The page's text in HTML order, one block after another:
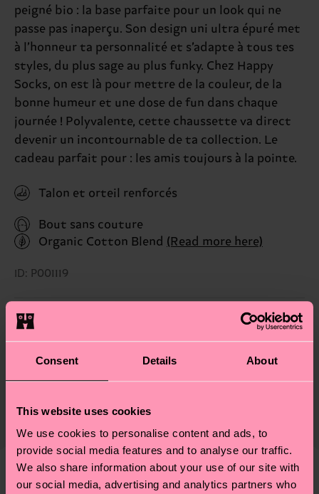
Consent Details About
This website uses cookies
We use cookies to personalise content and ads, to
provide social media features and to analyse our traffic.
We also share information about your use of our site with
our social media, advertising and analytics partners who
peigné bio : la base parfaite pour un look qui ne
passe pas inaperçu. Son design uni ultra épuré met
à l’honneur ta personnalité et s’adapte à tous tes
styles, du plus sage au plus funky. Chez Happy
Socks, on est là pour mettre de la couleur, de la
bonne humeur et une dose de fun dans chaque
journée ! Polyvalente, cette chaussette va direct
devenir un incontournable de ta collection. Le
cadeau parfait pour : les amis toujours à la pointe.
Talon et orteil renforcés
Bout sans couture
Organic Cotton Blend (Read more here)
ID: P001119
Matériaux
Informations détaillées:
1% Elasthanne
Durabilité
mettre en place une chaîne d'approvisionnement
éthique, de réduire les émissions, d'entretenir
correctement ses chaussettes, et BIEN PLUS
ENCORE ! Pour plus d'informations, ainsi que des
conseils et astuces, rendez-vous sur notre page
Le délai de livraison prévu vers la France à compter
ouvrables. Veuillez garder à l'esprit qu'il s'agit
d'une estimation et que le délai de livraison exact
dépend de vos services postaux locaux.
Nous pensons que vous aimerezModèles similaires